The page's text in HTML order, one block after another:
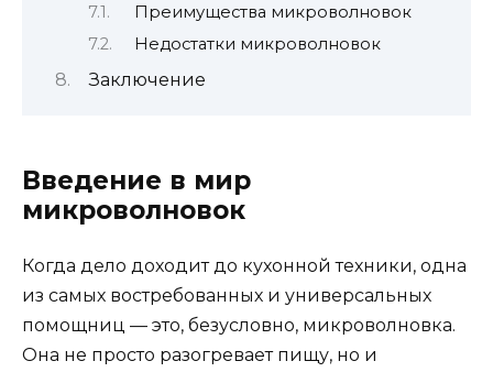
Преимущества микроволновок
Недостатки микроволновок
Заключение
Введение в мир
микроволновок
Когда дело доходит до кухонной техники, одна
из самых востребованных и универсальных
помощниц — это, безусловно, микроволновка.
Она не просто разогревает пищу, но и